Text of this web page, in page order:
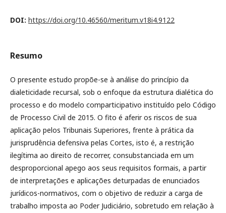
DOI: https://doi.org/10.46560/meritum.v18i4.9122
Resumo
O presente estudo propõe-se à análise do princípio da
dialeticidade recursal, sob o enfoque da estrutura dialética do
processo e do modelo comparticipativo instituído pelo Código
de Processo Civil de 2015. O fito é aferir os riscos de sua
aplicação pelos Tribunais Superiores, frente à prática da
jurisprudência defensiva pelas Cortes, isto é, a restrição
ilegítima ao direito de recorrer, consubstanciada em um
desproporcional apego aos seus requisitos formais, a partir
de interpretações e aplicações deturpadas de enunciados
jurídicos-normativos, com o objetivo de reduzir a carga de
trabalho imposta ao Poder Judiciário, sobretudo em relação à